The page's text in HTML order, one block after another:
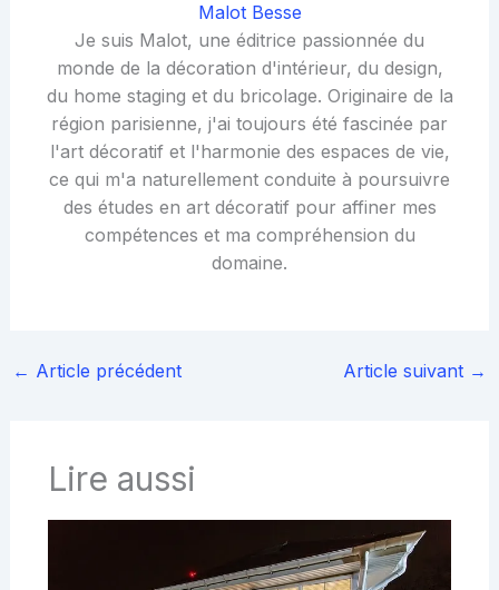
Malot Besse
Je suis Malot, une éditrice passionnée du
monde de la décoration d'intérieur, du design,
du home staging et du bricolage. Originaire de la
région parisienne, j'ai toujours été fascinée par
l'art décoratif et l'harmonie des espaces de vie,
ce qui m'a naturellement conduite à poursuivre
des études en art décoratif pour affiner mes
compétences et ma compréhension du
domaine.
← Article précédent Article suivant →
Lire aussi